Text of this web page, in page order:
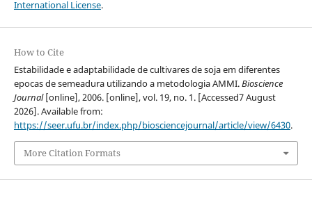
International License.
How to Cite
Estabilidade e adaptabilidade de cultivares de soja em diferentes
epocas de semeadura utilizando a metodologia AMMI.Bioscience
Journal[online], 2006. [online], vol. 19, no. 1. [Accessed7 August
2026]. Available from:
https://seer.ufu.br/index.php/biosciencejournal/article/view/6430.
More Citation Formats